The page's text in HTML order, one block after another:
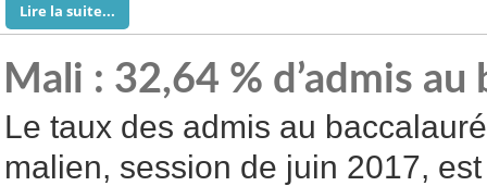
Lire la suite...
Mali : 32,64 % d’admis au
Le taux des admis au
malien, session de juin 2017, est